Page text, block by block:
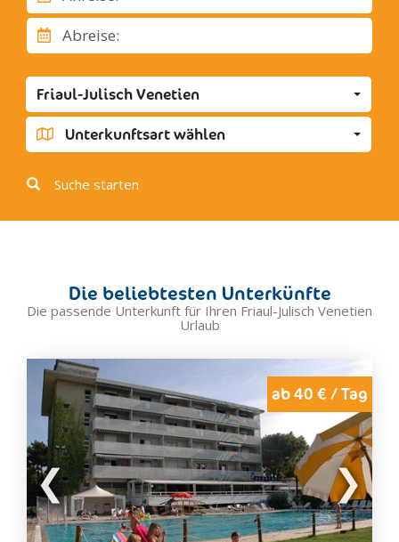
San Pietro al Natisone
Savogna
Stregna
Torreano
Capriva del Friuli
Doberdo' del Lago
Dolegna del Collio
Farra d'Isonzo
Marina Julia
Moraro
Mossa
Romans d'Isonzo
Ronchi dei Legionari
Sagrado
San Floriano del Collio
San Lorenzo Isontino
Abreise:
Friaul-Julisch Venetien
Unterkunftsart wählen
Suche starten
Die beliebtesten Unterkünfte
Die passende Unterkunft für Ihren Friaul-Julisch Venetien
Urlaub
ab 40 € / Tag